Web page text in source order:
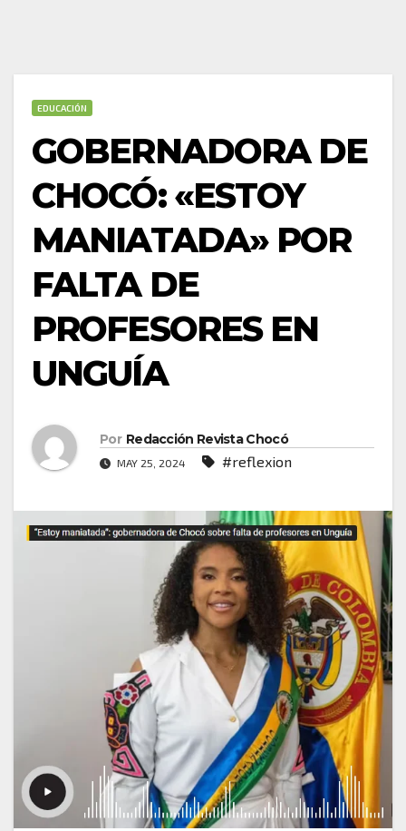
EDUCACIÓN
GOBERNADORA DE
CHOCÓ: «ESTOY
MANIATADA» POR
FALTA DE
PROFESORES EN
UNGUÍA
Por Redacción Revista Chocó
MAY 25, 2024 #reflexion